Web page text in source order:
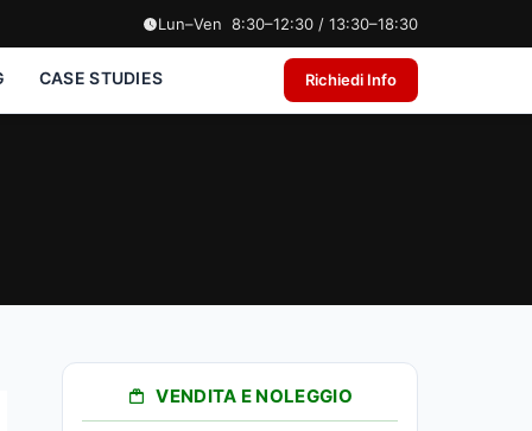
Lun–Ven 8:30–12:30 / 13:30–18:30
CASE STUDIES Richiedi Info
VENDITA E NOLEGGIO